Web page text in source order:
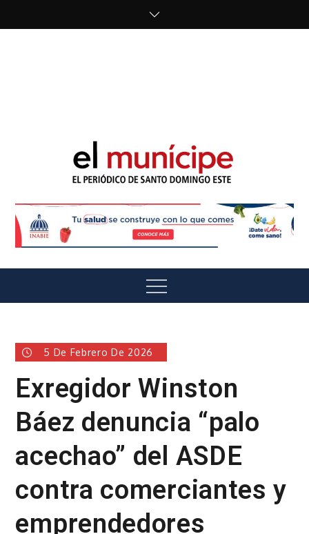
El Munícipe
Menu
5 De Febrero De 2026
Exregidor Winston
Báez denuncia “palo
acechao” del ASDE
contra comerciantes y
emprendedores